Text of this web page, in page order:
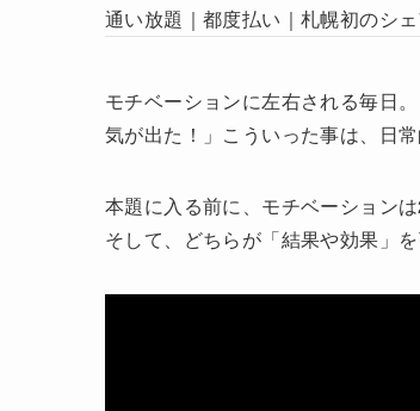
通い放題｜都度払い｜札幌初のシ
モチベーションに左右される毎日
気が出た！」こういった事は、日常
本題に入る前に、モチベーション
そして、どちらが「結果や効果」